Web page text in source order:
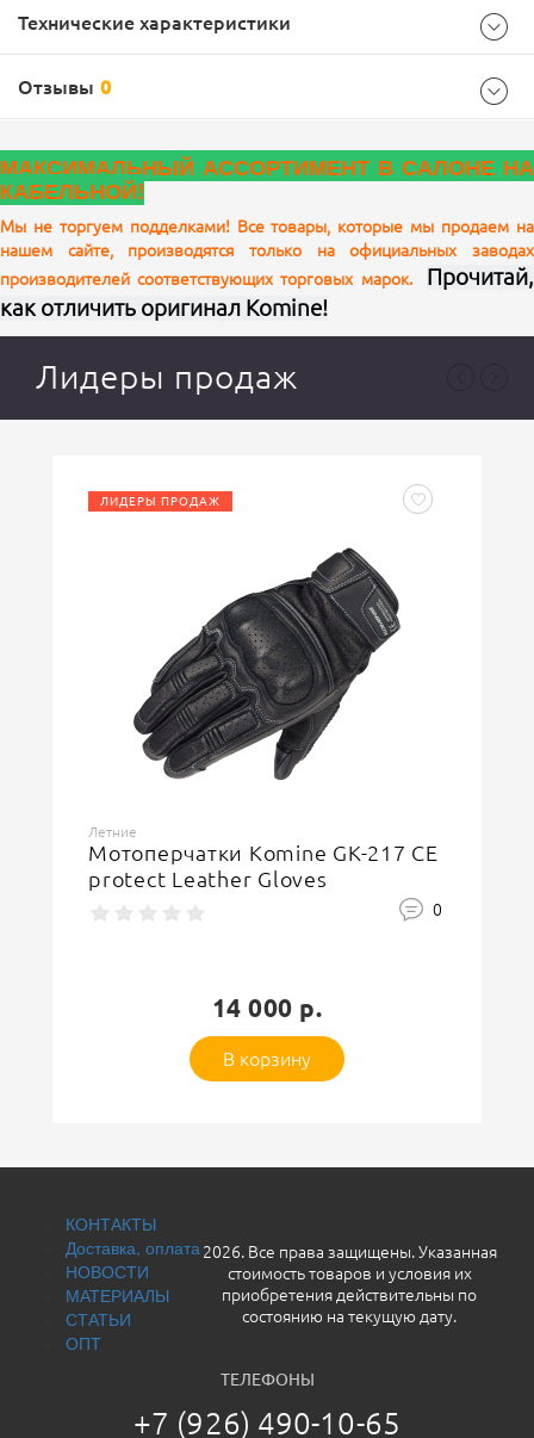
Технические характеристики
Размеры L
Характеристики
Размер 2XL, 3XL, 4XL, 5XLB, L, M, S, XL, XS
Состав
Цвет
Отзывы 0
Ваш отзыв
отлично
МАКСИМАЛЬНЫЙ АССОРТИМЕНТ В САЛОНЕ НА
КАБЕЛЬНОЙ!
Мы не торгуем подделками! Все товары, которые мы продаем на
нашем сайте, производятся только на официальных заводах
производителей соответствующих торговых марок.
Прочитай,
как отличить оригинал Komine!
Лидеры продаж
ЛИДЕРЫ ПРОДАЖ
Летние
Мотоперчатки Komine GK-217 CE
protect Leather Gloves
0
14 000 р.
В корзину
КОНТАКТЫ
Доставка, оплата
НОВОСТИ
МАТЕРИАЛЫ
СТАТЬИ
ОПТ
ТЕЛЕФОНЫ
+7 (926) 490-10-65
2026. Все права защищены. Указанная
стоимость товаров и условия их
приобретения действительны по
состоянию на текущую дату.